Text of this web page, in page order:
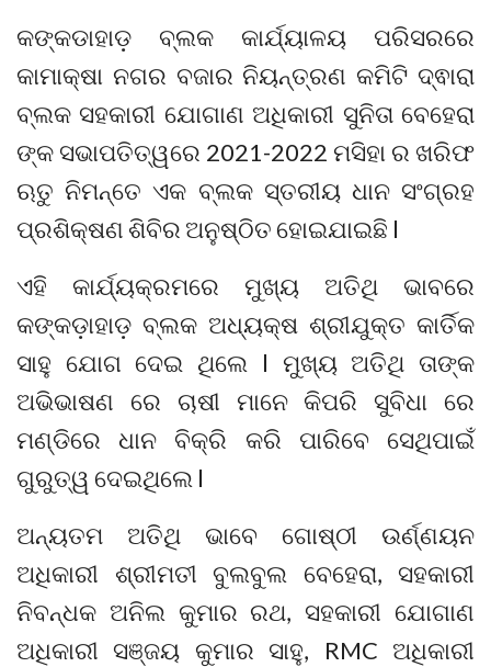
କଙ୍କଡାହାଡ଼ ବ୍ଲକ କାର୍ଯ୍ୟାଳୟ ପରିସରରେ
କାମାକ୍ଷା ନଗର ବଜାର ନିୟନ୍ତ୍ରଣ କମିଟି ଦ୍ଵାରା
ବ୍ଲକ ସହକାରୀ ଯୋଗାଣ ଅଧିକାରୀ ସୁନିତା ବେହେରା
ଙ୍କ ସଭାପତିତ୍ୱରେ 2021-2022 ମସିହା ର ଖରିଫ
ଋତୁ ନିମନ୍ତେ ଏକ ବ୍ଲକ ସ୍ତରୀୟ ଧାନ ସଂଗ୍ରହ
ପ୍ରଶିକ୍ଷଣ ଶିବିର ଅନୁଷ୍ଠିତ ହୋଇଯାଇଛି l
ଏହି କାର୍ଯ୍ୟକ୍ରମରେ ମୁଖ୍ୟ ଅତିଥି ଭାବରେ
କଙ୍କଡ଼ାହାଡ଼ ବ୍ଲକ ଅଧ୍ୟକ୍ଷ ଶ୍ରୀଯୁକ୍ତ କାର୍ତିକ
ସାହୁ ଯୋଗ ଦେଇ ଥିଲେ l ମୁଖ୍ୟ ଅତିଥି ତାଙ୍କ
ଅଭିଭାଷଣ ରେ ଚାଷୀ ମାନେ କିପରି ସୁବିଧା ରେ
ମଣ୍ଡିରେ ଧାନ ବିକ୍ରି କରି ପାରିବେ ସେଥିପାଇଁ
ଗୁରୁତ୍ୱ ଦେଇଥିଲେ l
ଅନ୍ୟତମ ଅତିଥି ଭାବେ ଗୋଷ୍ଠୀ ଉର୍ଣ୍ଣୟନ
ଅଧିକାରୀ ଶ୍ରୀମତୀ ବୁଲବୁଲ ବେହେରା, ସହକାରୀ
ନିବନ୍ଧକ ଅନିଲ କୁମାର ରଥ, ସହକାରୀ ଯୋଗାଣ
ଅଧିକାରୀ ସଞ୍ଜୟ କୁମାର ସାହୁ, RMC ଅଧିକାରୀ